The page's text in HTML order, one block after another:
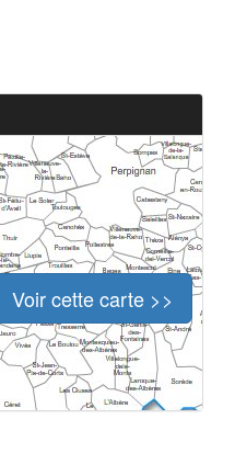
Voir cette carte >>